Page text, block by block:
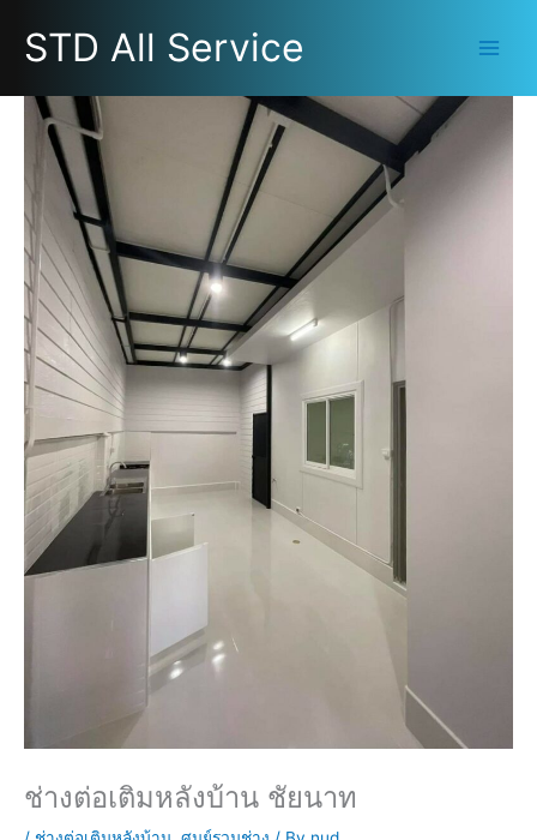
content
STD All Service
ช่างต่อเติมหลังบ้าน ชัยนาท